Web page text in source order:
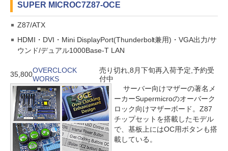
SUPER MICROC7Z87-OCE
Z87/ATX
HDMI・DVI・Mini DisplayPort(Thunderbolt兼用)・VGA出力/サ
ウンド/デュアル1000Base-T LAN
35,800OVERCLOCK
WORKS
売り切れ,8月下旬再入荷予定,予約受
付中
サーバー向けマザーの著名メ
ーカーSupermicroのオーバーク
ロック向けマザーボード。Z87
チップセットを搭載したモデル
で、基板上にはOC用ボタンも搭
載している。